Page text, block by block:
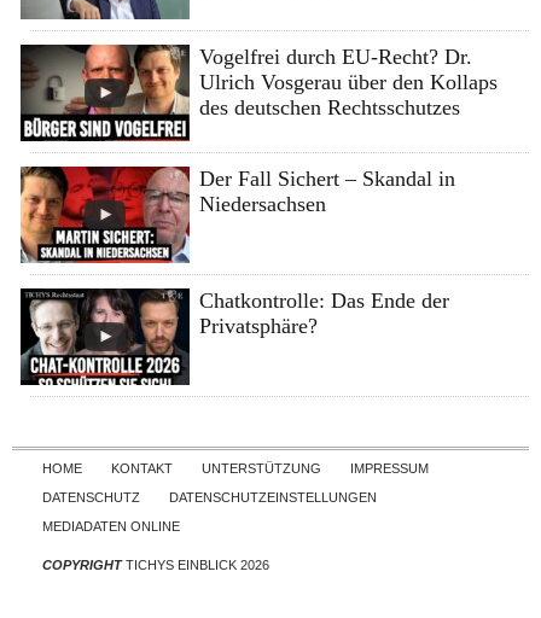
Vogelfrei durch EU-Recht? Dr.
Ulrich Vosgerau über den Kollaps
des deutschen Rechtsschutzes
Der Fall Sichert – Skandal in
Niedersachsen
Chatkontrolle: Das Ende der
Privatsphäre?
Skip to content
HOME KONTAKT UNTERSTÜTZUNG
IMPRESSUM
DATENSCHUTZ
DATENSCHUTZEINSTELLUNGEN
MEDIADATEN ONLINE
COPYRIGHTTICHYS EINBLICK 2026